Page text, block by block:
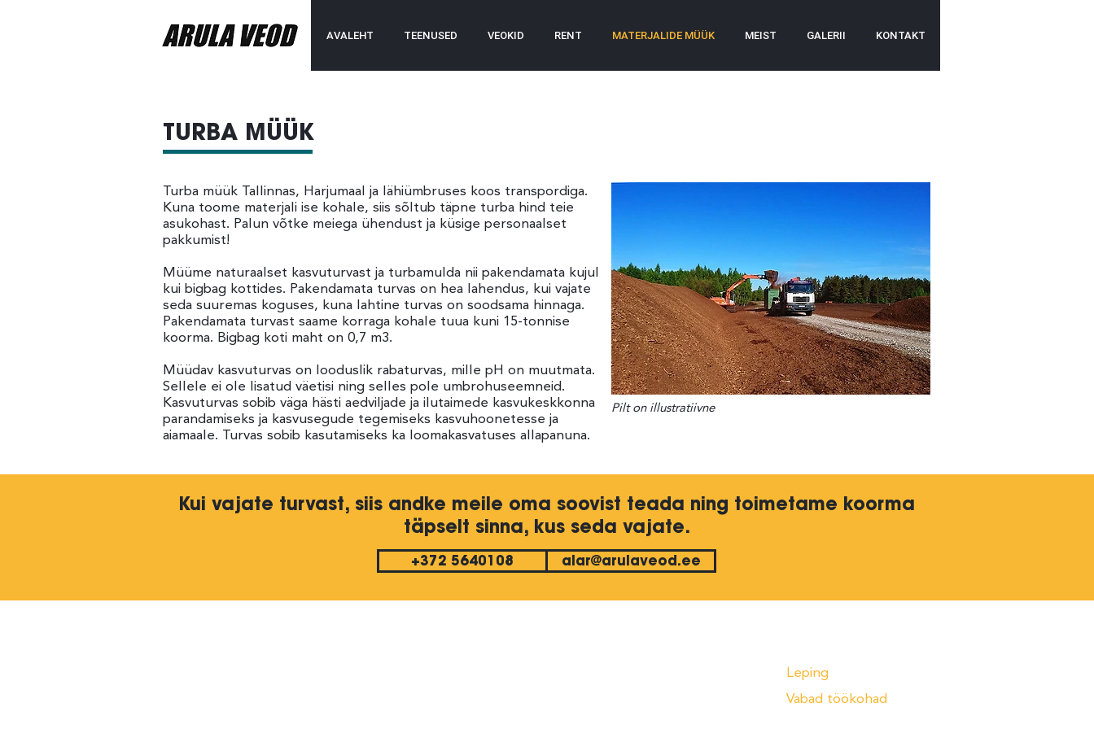
AVALEHT TEENUSED VEOKID RENT MATERJALIDE MÜÜK MEIST GALERII KONTAKT
TURBA MÜÜK
Turba müük Tallinnas, Harjumaal ja lähiümbruses koos transpordiga.
Kuna toome materjali ise kohale, siis sõltub täpne turba hind teie
asukohast. Palun võtke meiega ühendust ja küsige personaalset
pakkumist!
Müüme naturaalset kasvuturvast ja turbamulda nii pakendamata kujul
kui bigbag kottides. Pakendamata turvas on hea lahendus, kui vajate
seda suuremas koguses, kuna lahtine turvas on soodsama hinnaga.
Pakendamata turvast saame korraga kohale tuua kuni 15-tonnise
koorma. Bigbag koti maht on 0,7 m3.
Müüdav kasvuturvas on looduslik rabaturvas, mille pH on muutmata.
Sellele ei ole lisatud väetisi ning selles pole umbrohuseemneid.
Kasvuturvas sobib väga hästi aedviljade ja ilutaimede kasvukeskkonna
parandamiseks ja kasvusegude tegemiseks kasvuhoonetesse ja
aiamaale. Turvas sobib kasutamiseks ka loomakasvatuses allapanuna.
Pilt on illustratiivne
Kui vajate turvast, siis andke meile oma soovist teada ning toimetame koorma
täpselt sinna, kus seda vajate.
+372 5640108 alar@arulaveod.ee
Leping
Vabad töökohad